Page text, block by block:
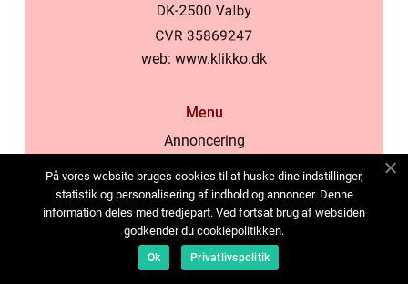
web: www.klikko.dk
Menu
Annoncering
Cookies
Kontakt os
Sitemap
På vores website bruges cookies til at huske dine indstillinger,
statistik og personalisering af indhold og annoncer. Denne
information deles med tredjepart. Ved fortsat brug af websiden
godkender du cookiepolitikken.
Ok Privatlivspolitik